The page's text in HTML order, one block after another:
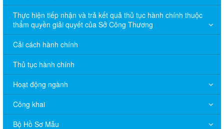
Thực hiện tiếp nhận và trả kết quả thủ tục hành chính thuộc
thẩm quyền giải quyết của Sở Công Thương
Cải cách hành chính
Thủ tục hành chính
Hoạt động ngành
Công khai
Bộ Hồ Sơ Mẫu